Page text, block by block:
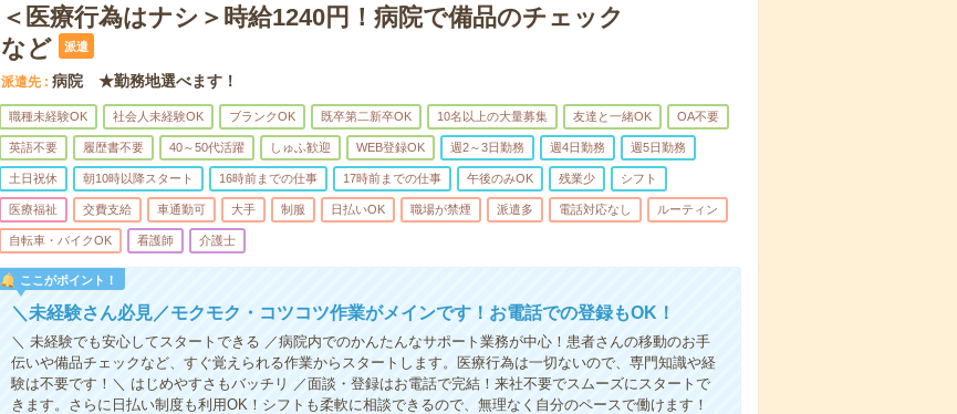
＜医療行為はナシ＞時給1240円！病院で備品のチェック
など
派遣
派遣先 病院 ★勤務地選べます！
職種未経験OK 社会人未経験OK ブランクOK 既卒第二新卒OK 10名以上の大量募集 友達と一緒OK OA不要
英語不要 履歴書不要 40～50代活躍 しゅふ歓迎 WEB登録OK 週2～3日勤務 週4日勤務 週5日勤務
土日祝休 朝10時以降スタート 16時前までの仕事 17時前までの仕事 午後のみOK 残業少 シフト
医療福祉 交費支給 車通勤可 大手 制服 日払いOK 職場が禁煙 派遣多 電話対応なし ルーティン
自転車・バイクOK 看護師 介護士
ここがポイント！
＼未経験さん必見／モクモク・コツコツ作業がメインです！お電話での登録もOK！
＼ 未経験でも安心してスタートできる ／病院内でのかんたんなサポート業務が中心！患者さんの移動のお手
伝いや備品チェックなど、すぐ覚えられる作業からスタートします。医療行為は一切ないので、専門知識や経
験は不要です！＼ はじめやすさもバッチリ ／面談・登録はお電話で完結！来社不要でスムーズにスタートで
きます。さらに日払い制度も利用OK！シフトも柔軟に相談できるので、無理なく自分のペースで働けます！